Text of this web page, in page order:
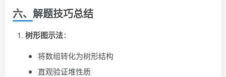
六、解题技巧总结
树形图示法：
将数组转化为树形结构
直观验证堆性质